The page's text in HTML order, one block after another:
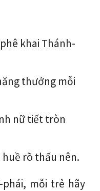
khai Thánh-
thưởng mỗi
nữ tiết tròn
huề rõ thấu nên.
mỗi trẻ hãy